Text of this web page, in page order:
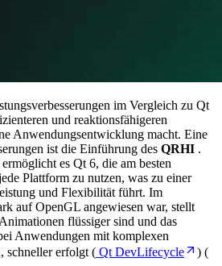
im Vergleich zu Qt
und reaktionsfähigeren
Anwendungsentwicklung macht. Eine
ist die Einführung des QRHI .
es Qt 6, die am besten
Plattform zu nutzen, was zu einer
und Flexibilität führt. Im
auf OpenGL angewiesen war, stellt
flüssiger sind und das
Anwendungen mit komplexen
schneller erfolgt ( Qt DevLifecycle
) (